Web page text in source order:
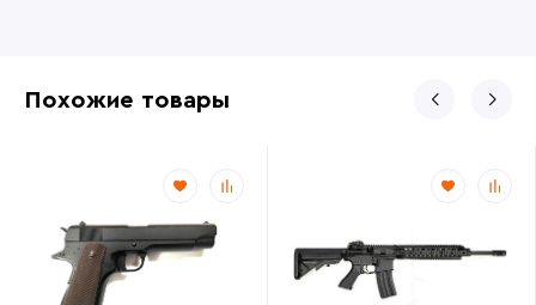
Похожие товары